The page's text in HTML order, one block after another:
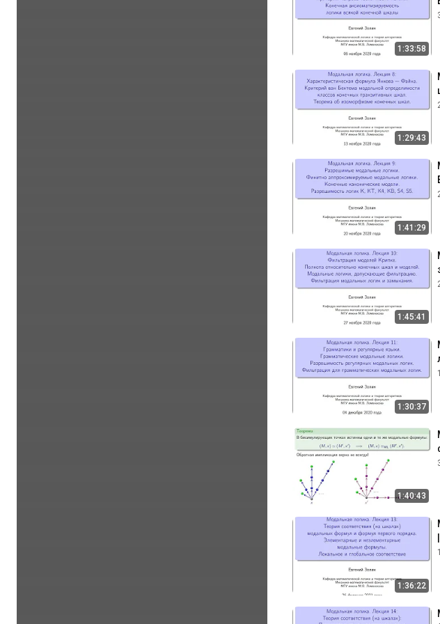
1:33:58
1:29:43
1:41:29
1:45:41
1:30:37
1:40:43
1:36:22